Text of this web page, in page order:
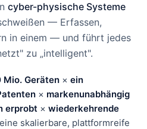
cyber-physische Systeme
— Erfassen,
in einem — und führt jedes
zu „intelligent".
Mio. Geräten × ein
× markenunabhängig
erprobt × wiederkehrende
skalierbare, plattformreife